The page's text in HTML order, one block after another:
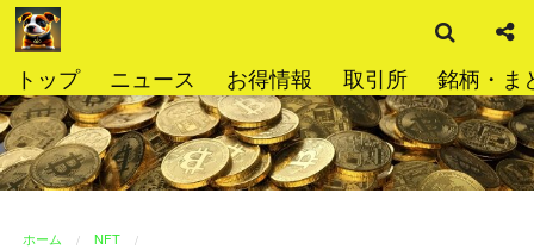
コ
ン
ン
ツ
へ
ス
トップ ニュース お得情報 取引所 銘柄・ま
索
ホーム NFT